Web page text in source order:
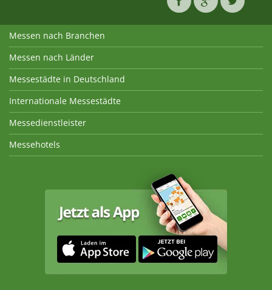
Messen nach Branchen
Messen nach Länder
Messestädte in Deutschland
Internationale Messestädte
Messedienstleister
Messehotels